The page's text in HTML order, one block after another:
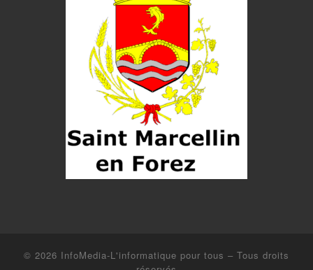
© 2026 InfoMedia-L'informatique pour tous – Tous droits